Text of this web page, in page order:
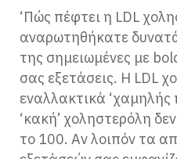
‘Πώς πέφτει η LDL
αναρωτηθήκατε δυνατά
της σημειωμένες με
σας εξετάσεις. Η LDL
εναλλακτικά ‘χαμηλής
‘κακή’ χοληστερόλη
το 100. Αν λοιπόν τα